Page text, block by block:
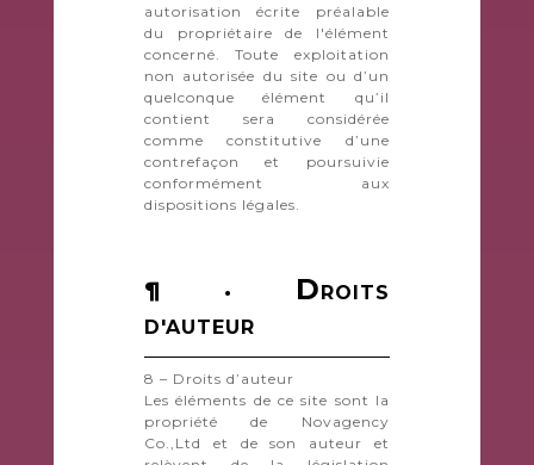
autorisation écrite préalable
du propriétaire de l'élément
concerné. Toute exploitation
non autorisée du site ou d’un
quelconque élément qu’il
contient sera considérée
comme constitutive d’une
contrefaçon et poursuivie
conformément aux
dispositions légales.
¶ · DROITS
D'AUTEUR
8 – Droits d’auteur
Les éléments de ce site sont la
propriété de Novagency
Co.,Ltd et de son auteur et